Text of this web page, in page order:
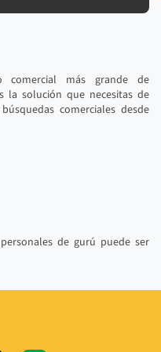
comercial más grande de
la solución que necesitas de
comerciales desde
de gurú puede ser